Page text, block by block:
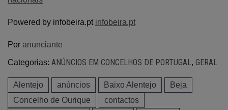
Powered by infobeira.pt infobeira.pt
Por anunciante
Categorias: ANÚNCIOS EM CONCELHOS DE PORTUGAL , GERAL
Alentejo anúncios Baixo Alentejo
Beja
Concelho de Ourique
contactos